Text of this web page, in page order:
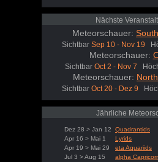
Nächste
Meteorschauer:
Sichtbar Sep 10 - Nov 19
Meteorschauer:
Sichtbar Oct 2 - Nov 7
Meteorschauer:
Sichtbar Oct 20 - Dez 9
Jährliche
Dez 28 > Jan 12 Quadrantids
Apr 16 > Mai 1
Lyrids
Apr 19 > Mai 29
eta Aquariids
Jul 3 > Aug 15
alpha